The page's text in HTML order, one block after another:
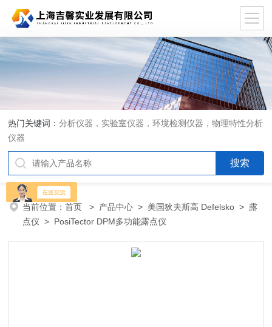
热门关键词：分析仪器，实验室仪器，环境检测仪器，物理特性分析
仪器
当前位置：首页 > 产品中心 > 美国狄夫斯高 Defelsko > 露
点仪 > PosiTector DPM多功能露点仪